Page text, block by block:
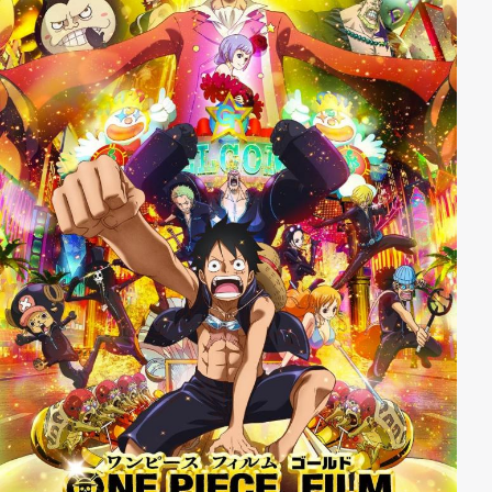
einem vernichtenden Gegenschlag der legendären
Truppe der „Purpur-Nashörner“ erwidert. Griffith
wittert indes die Chance für den Aufstieg seiner
Truppe und bietet dem König an, Dordrey im
Alleingang anzugreifen.